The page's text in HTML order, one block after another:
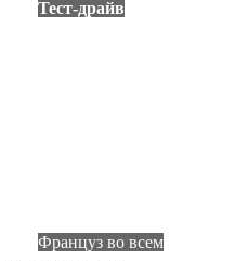
Тест-драйв
Француз во всем